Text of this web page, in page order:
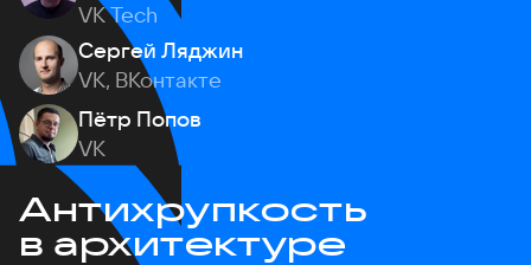
VK Tech
Сергей Ляджин
VK, ВКонтакте
Пётр Попов
VK
Антихрупкость
в архитектуре